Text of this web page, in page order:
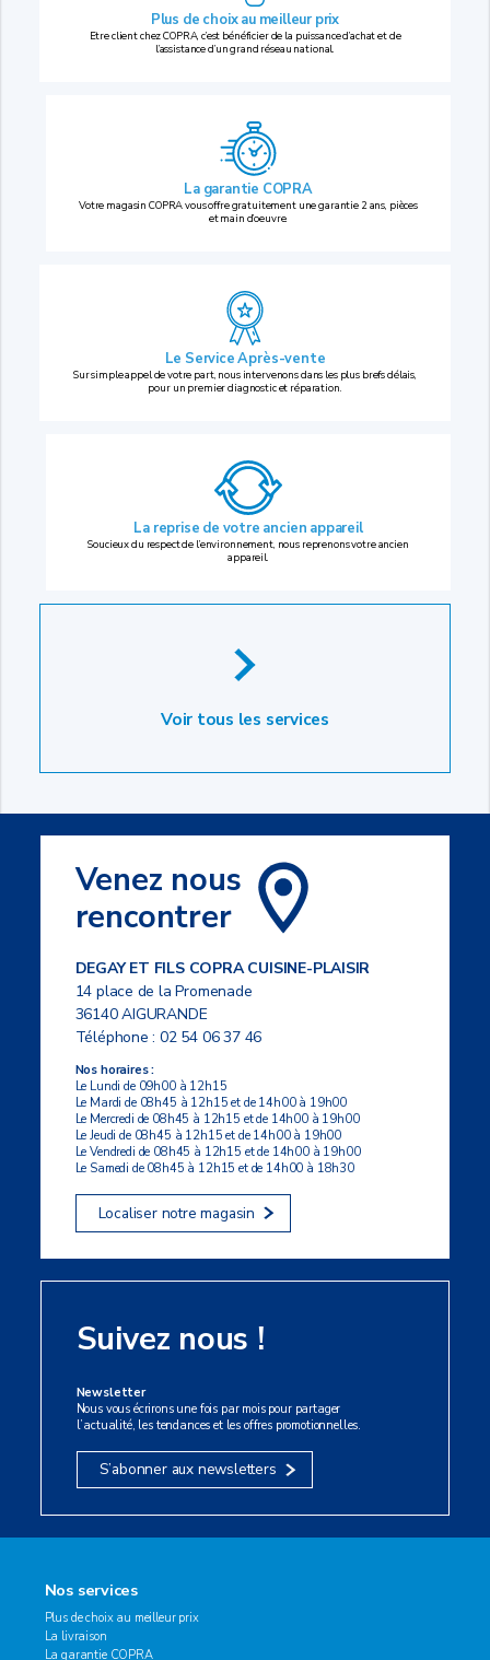
Plus de choix au meilleur prix
Etre client chez COPRA, c’est bénéficier de la puissance d’achat et de
l’assistance d’un grand réseau national.
La garantie COPRA
Votre magasin COPRA vous offre gratuitement une garantie 2 ans, pièces
et main d’oeuvre.
Le Service Après-vente
Sur simple appel de votre part, nous intervenons dans les plus brefs délais,
pour un premier diagnostic et réparation.
La reprise de votre ancien appareil
Soucieux du respect de l’environnement, nous reprenons votre ancien
appareil.
Voir tous les services
Venez nous
rencontrer
DEGAY ET FILS COPRA CUISINE-PLAISIR
14 place de la Promenade
36140 AIGURANDE
Téléphone :02 54 06 37 46
Nos horaires :
Le Lundi de 09h00 à 12h15
Le Mardi de 08h45 à 12h15 et de 14h00 à 19h00
Le Mercredi de 08h45 à 12h15 et de 14h00 à 19h00
Le Jeudi de 08h45 à 12h15 et de 14h00 à 19h00
Le Vendredi de 08h45 à 12h15 et de 14h00 à 19h00
Le Samedi de 08h45 à 12h15 et de 14h00 à 18h30
Localiser notre magasin
Suivez nous !
Newsletter
Nous vous écrirons une fois par mois pour partager
l’actualité, les tendances et les offres promotionnelles.
S’abonner aux newsletters
Nos services
Plus de choix au meilleur prix
La livraison
La garantie COPRA